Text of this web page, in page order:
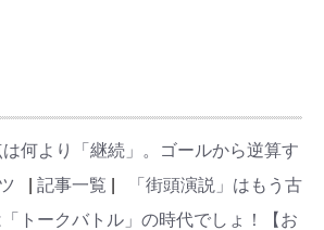
何より「継続」。ゴールから逆算す
記事一覧
「街頭演説」はもう古
トークバトル」の時代でしょ！【お